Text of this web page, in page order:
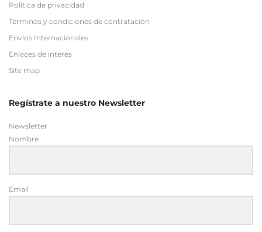
Politica de privacidad
Términos y condiciones de contratación
Envios Internacionales
Enlaces de interés
Site map
Regístrate a nuestro Newsletter
Newsletter
Nombre
Email